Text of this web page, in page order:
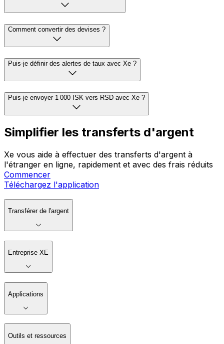
Comment convertir des devises ?
Puis-je définir des alertes de taux avec Xe ?
Puis-je envoyer 1 000 ISK vers RSD avec Xe ?
Simplifier les transferts d'argent
Xe vous aide à effectuer des transferts d'argent à
l'étranger en ligne, rapidement et avec des frais réduits
Commencer
Téléchargez l'application
Transférer de l'argent
Entreprise XE
Applications
Outils et ressources